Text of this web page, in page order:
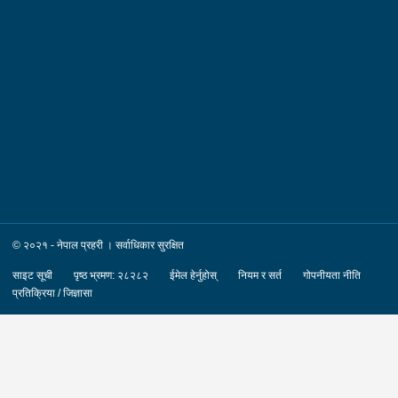
© २०२१ - नेपाल प्रहरी । सर्वाधिकार सुरक्षित
साइट सूची पृष्ठ भ्रमण: २८२८२ ईमेल हेर्नुहोस् नियम र सर्त
गोपनीयता नीति
प्रतिक्रिया / जिज्ञासा